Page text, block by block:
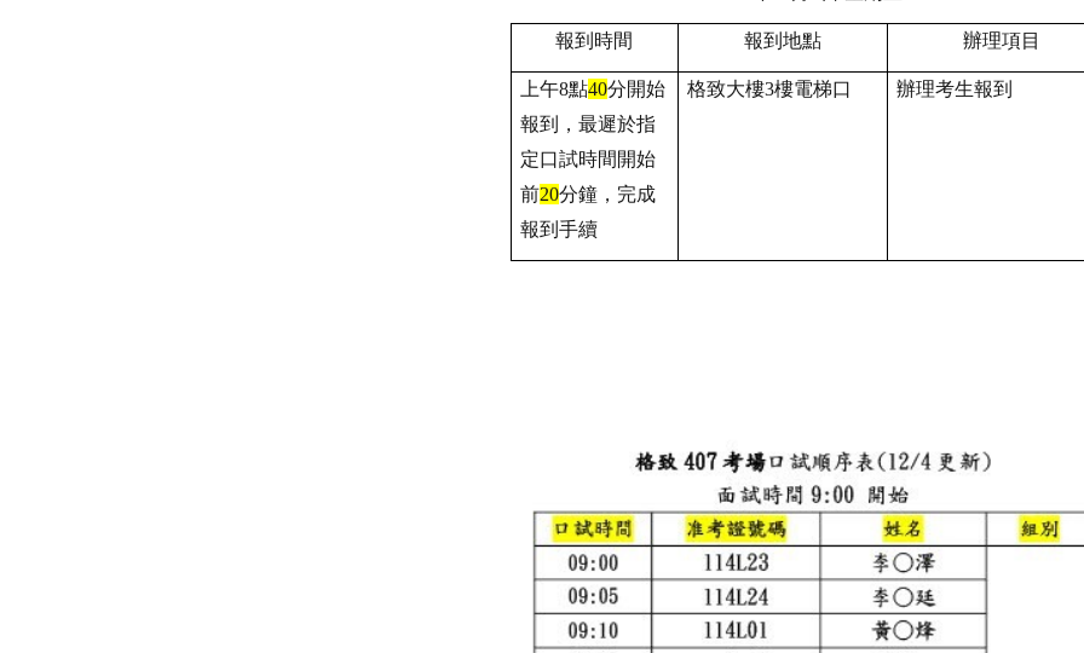
報到時間 報到地點 辦理項目
上午8點40分開始
報到，最遲於指
定口試時間開始
前20分鐘，完成
報到手續
格致大樓3樓電梯口 辦理考生報到